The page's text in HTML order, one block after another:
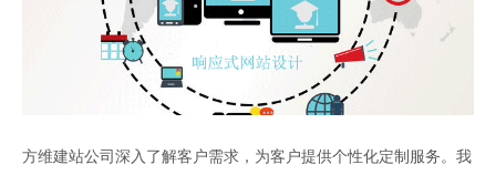
方维建站公司深入了解客户需求，为客户提供个性化定制服务。我